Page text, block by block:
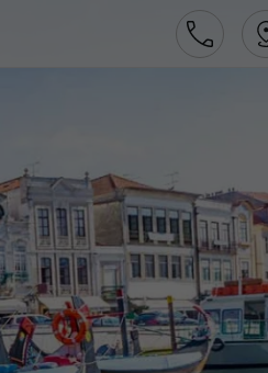
Área de Cliente
Agências